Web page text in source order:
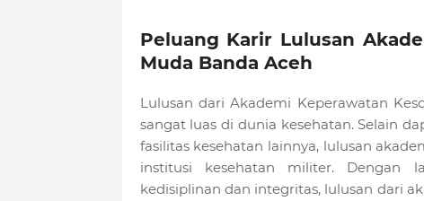
Peluang Karir Lulusan
Muda Banda Aceh
Lulusan dari Akademi Keperawatan
sangat luas di dunia kesehatan. Selain
fasilitas kesehatan lainnya, lulusan
institusi kesehatan militer. Dengan
kedisiplinan dan integritas, lulusan dari